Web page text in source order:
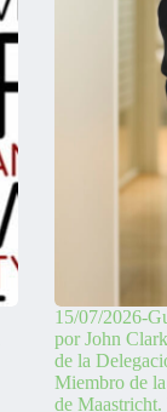
15/07/2026-
por John
de la
Miembro de
de